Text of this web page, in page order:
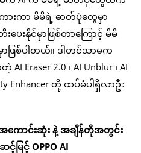
ားကာ မိမိရဲ့ ဓာတ်ပုံတွေမှာ
းပေးနိုင်မှာဖြစ်တာကြောင့် မိမိ
ဖြစ်ပါတယ်။ ဒါတင်သာမက
2.0 ၊ AI Unblur ၊ AI
Enhancer တို့ ထပ်မံပါရှိလာဦး
ောင်းဆုံး နဲ့ အချိန်တိုအတွင်း
မြင့် OPPO AI